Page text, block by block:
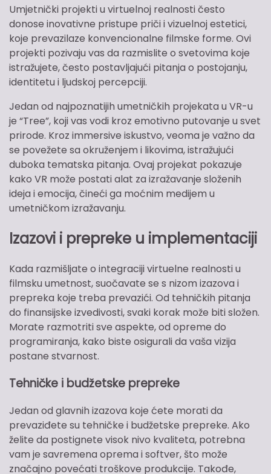
Umjetnički projekti u virtuelnoj realnosti često
donose inovativne pristupe priči i vizuelnoj estetici,
koje prevazilaze konvencionalne filmske forme. Ovi
projekti pozivaju vas da razmislite o svetovima koje
istražujete, često postavljajući pitanja o postojanju,
identitetu i ljudskoj percepciji.
Jedan od najpoznatijih umetničkih projekata u VR-u
je “Tree”, koji vas vodi kroz emotivno putovanje u svet
prirode. Kroz immersive iskustvo, veoma je važno da
se povežete sa okruženjem i likovima, istražujući
duboka tematska pitanja. Ovaj projekat pokazuje
kako VR može postati alat za izražavanje složenih
ideja i emocija, čineći ga moćnim medijem u
umetničkom izražavanju.
Izazovi i prepreke u implementaciji
Kada razmišljate o integraciji virtuelne realnosti u
filmsku umetnost, suočavate se s nizom izazova i
prepreka koje treba prevazići. Od tehničkih pitanja
do finansijske izvedivosti, svaki korak može biti složen.
Morate razmotriti sve aspekte, od opreme do
programiranja, kako biste osigurali da vaša vizija
postane stvarnost.
Tehničke i budžetske prepreke
Jedan od glavnih izazova koje ćete morati da
prevaziđete su tehničke i budžetske prepreke. Ako
želite da postignete visok nivo kvaliteta, potrebna
vam je savremena oprema i softver, što može
značajno povećati troškove produkcije. Takođe,